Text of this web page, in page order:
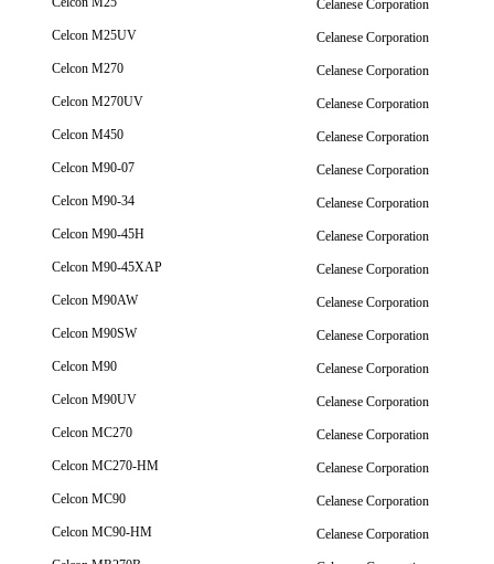
Celanese Corporation
Celcon M25UV
Celanese Corporation
Celcon M270
Celanese Corporation
Celcon M270UV
Celanese Corporation
Celcon M450
Celanese Corporation
Celcon M90-07
Celanese Corporation
Celcon M90-34
Celanese Corporation
Celcon M90-45H
Celanese Corporation
Celcon M90-45XAP
Celanese Corporation
Celcon M90AW
Celanese Corporation
Celcon M90SW
Celanese Corporation
Celcon M90
Celanese Corporation
Celcon M90UV
Celanese Corporation
Celcon MC270
Celanese Corporation
Celcon MC270-HM
Celanese Corporation
Celcon MC90
Celanese Corporation
Celcon MC90-HM
Celanese Corporation